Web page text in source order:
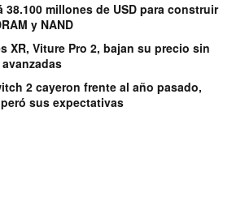
38.100 millones de USD para construir
y NAND
XR, Viture Pro 2, bajan su precio sin
2 cayeron frente al año pasado,
sus expectativas